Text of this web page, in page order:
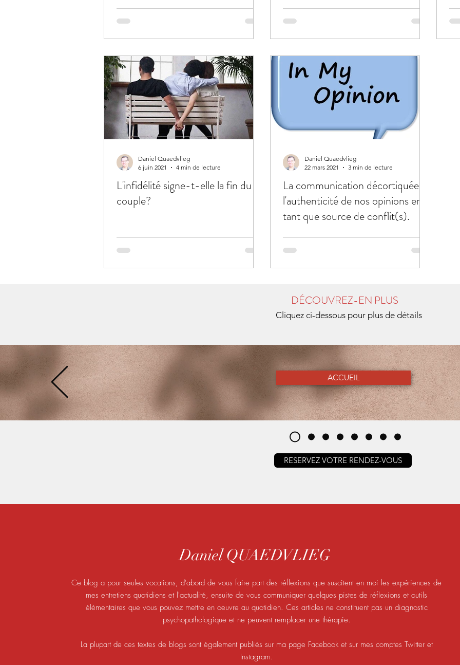
L'infidélité signe-t-elle la fin du
couple?
Daniel Quaedvlieg
6 juin 2021
4 min de lecture
La communication décortiquée:
l'authenticité de nos opinions en
tant que source de conflit(s).
Daniel Quaedvlieg
22 mars 2021
3 min de lecture
DÉCOUVREZ-EN PLUS
Cliquez ci-dessous pour plus de détails
RESERVEZ VOTRE RENDEZ-VOUS
ACCUEIL
Daniel QUAEDVLIEG
Ce blog a pour seules vocations, d'abord de vous faire part des réflexions que suscitent en moi les expériences de
mes entretiens quotidiens et l'actualité, ensuite de vous communiquer quelques pistes de réflexions et outils
élémentaires que vous pouvez mettre en oeuvre au quotidien. Ces articles ne constituent pas un diagnostic
psychopathologique et ne peuvent remplacer une thérapie.
La plupart de ces textes de blogs sont également publiés sur ma page Facebook et sur mes comptes Twitter et
Instagram.